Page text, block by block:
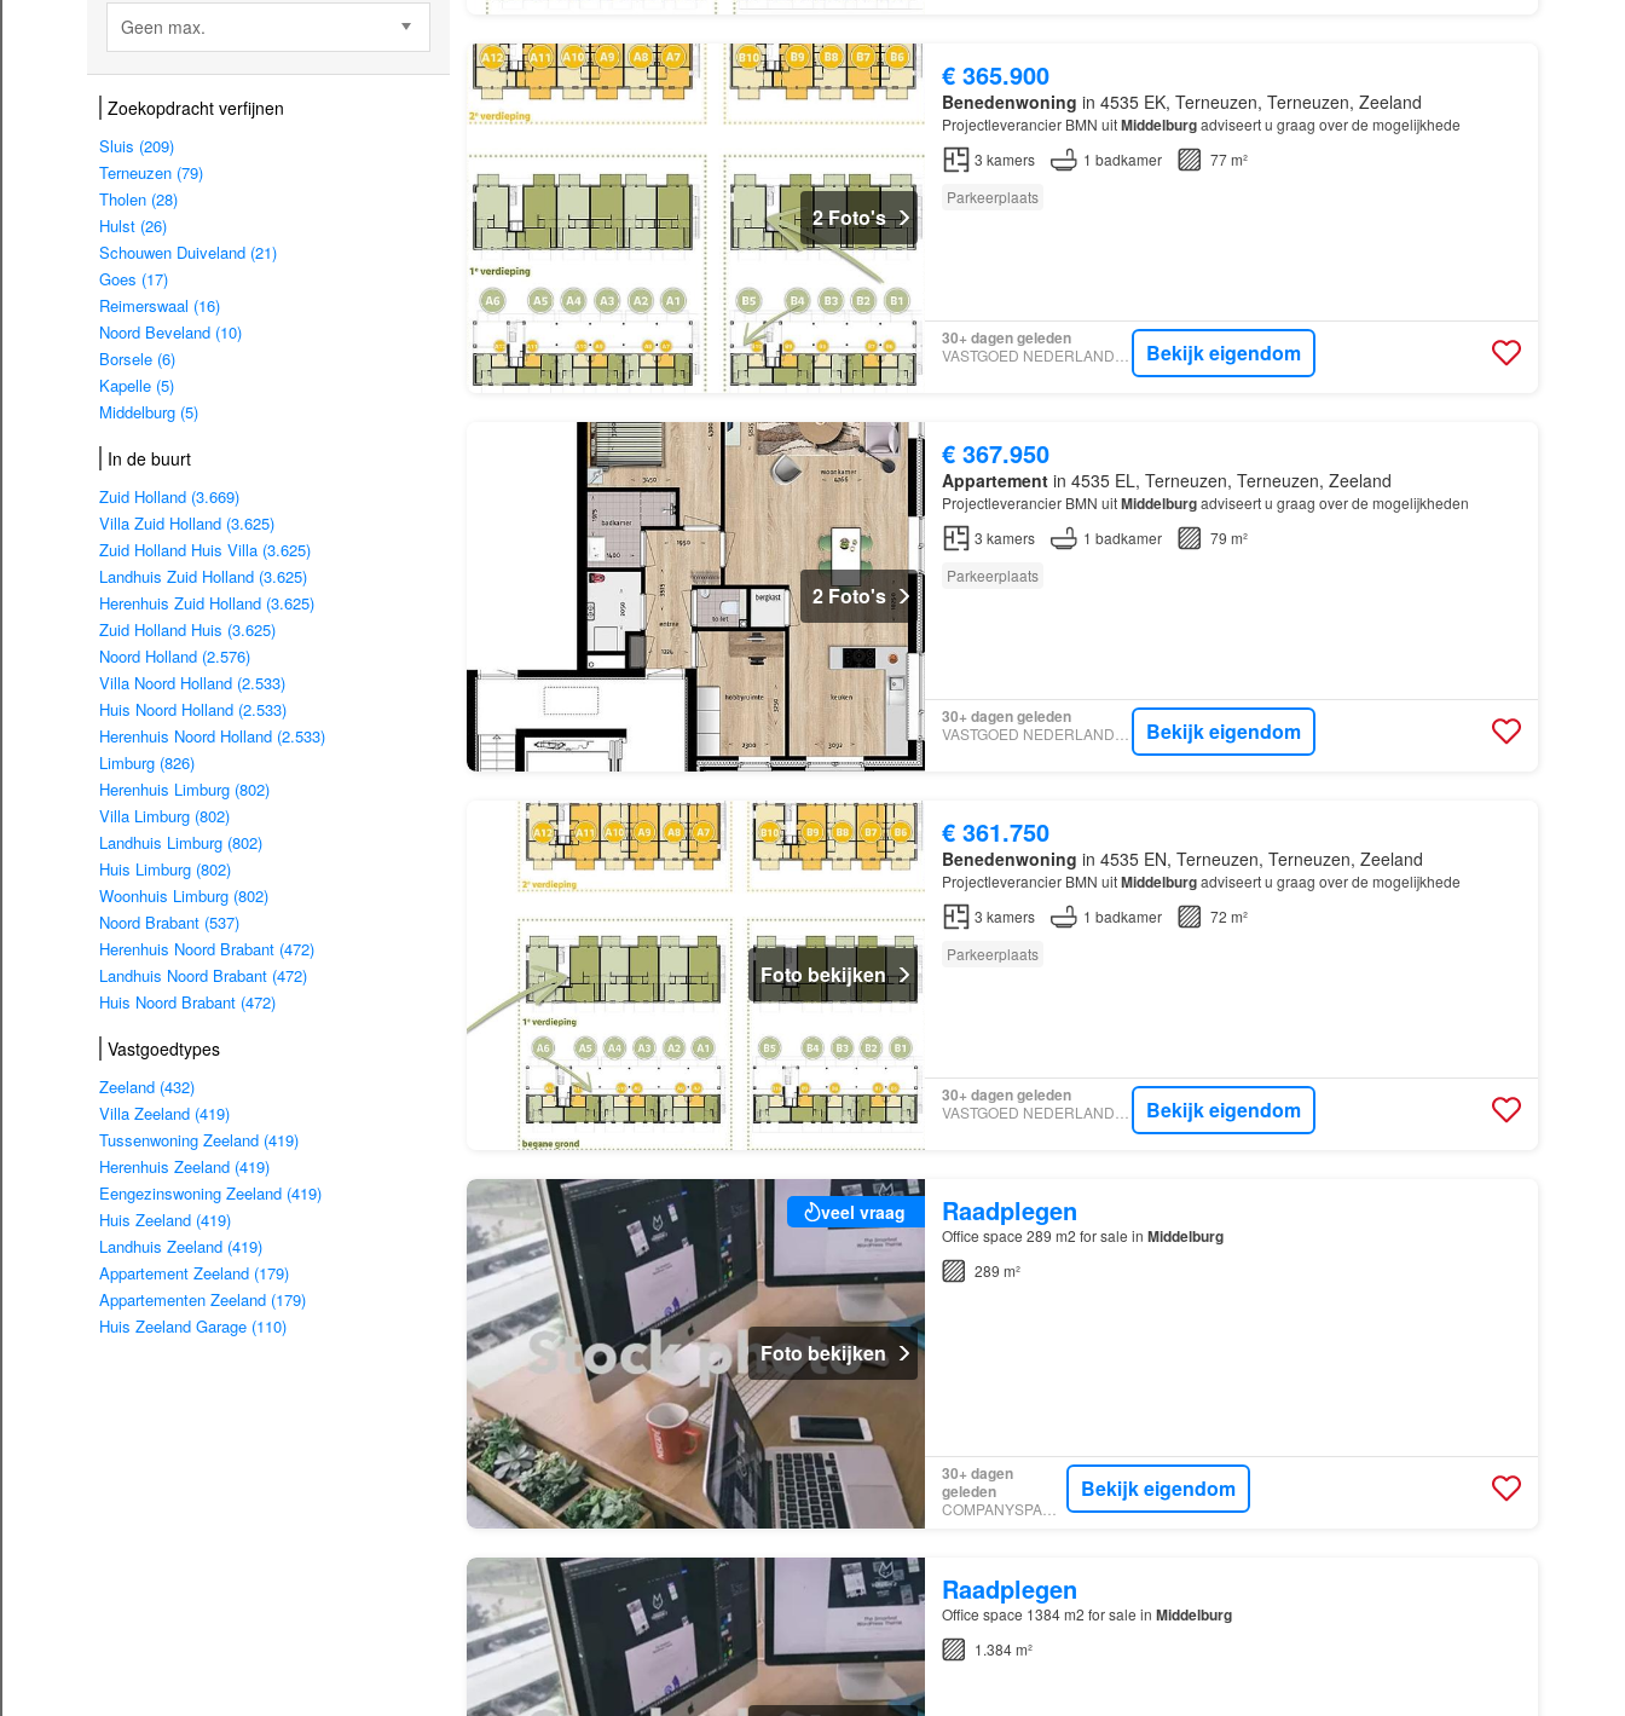
Geen max.
Zoekopdracht verfijnen
Sluis (209)
Terneuzen (79)
Tholen (28)
Hulst (26)
Schouwen Duiveland (21)
Goes (17)
Reimerswaal (16)
Noord Beveland (10)
Borsele (6)
Kapelle (5)
Middelburg (5)
In de buurt
Zuid Holland (3.669)
Villa Zuid Holland (3.625)
Zuid Holland Huis Villa (3.625)
Landhuis Zuid Holland (3.625)
Herenhuis Zuid Holland (3.625)
Zuid Holland Huis (3.625)
Noord Holland (2.576)
Villa Noord Holland (2.533)
Huis Noord Holland (2.533)
Herenhuis Noord Holland (2.533)
Limburg (826)
Herenhuis Limburg (802)
Villa Limburg (802)
Landhuis Limburg (802)
Huis Limburg (802)
Woonhuis Limburg (802)
Noord Brabant (537)
Herenhuis Noord Brabant (472)
Landhuis Noord Brabant (472)
Huis Noord Brabant (472)
Vastgoedtypes
Zeeland (432)
Villa Zeeland (419)
Tussenwoning Zeeland (419)
Herenhuis Zeeland (419)
Eengezinswoning Zeeland (419)
Huis Zeeland (419)
Landhuis Zeeland (419)
Appartement Zeeland (179)
Appartementen Zeeland (179)
Huis Zeeland Garage (110)
2 Foto's
€ 365.900
Benedenwoning in 4535 EK, Terneuzen, Terneuzen, Zeeland
Projectleverancier BMN uitMiddelburgadviseert u graag over de mogelijkhede
3 kamers 1 badkamer
77 m²
Parkeerplaats
30+ dagen geleden
VASTGOED NEDERLAND - WOONCOACH Bekijk eigendom
2 Foto's
€ 367.950
Appartementin 4535 EL, Terneuzen, Terneuzen, Zeeland
Projectleverancier BMN uitMiddelburgadviseert u graag over de mogelijkheden
3 kamers 1 badkamer
79 m²
Parkeerplaats
30+ dagen geleden
VASTGOED NEDERLAND - WOONCOACH Bekijk eigendom
Foto bekijken
€ 361.750
Benedenwoning in 4535 EN, Terneuzen, Terneuzen, Zeeland
Projectleverancier BMN uitMiddelburgadviseert u graag over de mogelijkhede
3 kamers 1 badkamer
72 m²
Parkeerplaats
30+ dagen geleden
VASTGOED NEDERLAND - WOONCOACH Bekijk eigendom
veel vraag
Foto bekijken
Raadplegen
Office space 289 m2 for sale in Middelburg
289 m²
30+ dagen
geleden
COMPANYSPACE.COM
Bekijk eigendom
Raadplegen
Office space 1384 m2 for sale in Middelburg
1.384 m²